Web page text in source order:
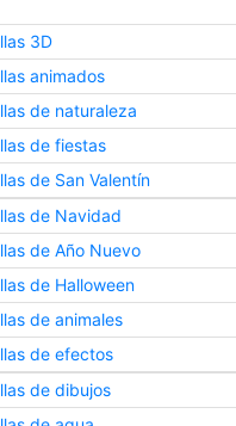
3D
animados
de naturaleza
de fiestas
de San Valentín
de Navidad
de Año Nuevo
de Halloween
de animales
de efectos
de dibujos